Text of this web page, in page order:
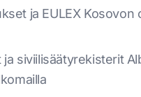
ja EULEX
siviilisäätyrekisterit